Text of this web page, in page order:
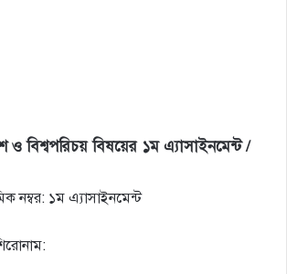
ও বিশ্বপরিচয় বিষয়ের ১ম এ্যাসাইনমেন্ট /
নম্বর: ১ম এ্যাসাইনমেন্ট